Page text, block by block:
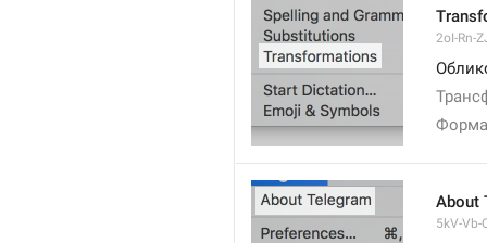
2oI-Rn-
About
5kV-Vb-